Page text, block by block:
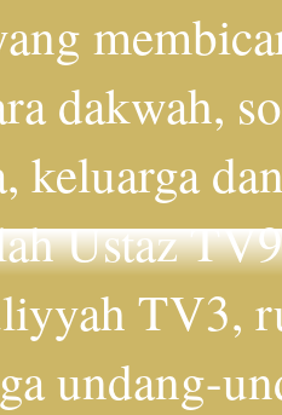
dakwah,
keluarga
Ustaz
TV3,
undang-